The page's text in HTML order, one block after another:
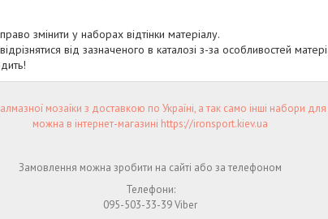
змінити у наборах відтінки матеріалу.
від зазначеного в каталозі з-за особливостей
мозаїки з доставкою по Україні, а так само інші набори для
можна в інтернет-магазині https://ironsport.kiev.ua
Замовлення можна зробити на сайті або за телефоном
Телефони:
095-503-33-39 Viber